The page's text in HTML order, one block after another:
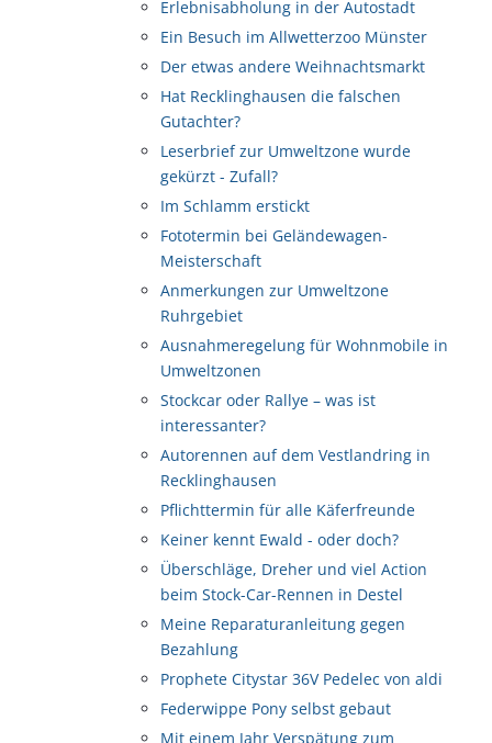
Erlebnisabholung in der Autostadt
Ein Besuch im Allwetterzoo Münster
Der etwas andere Weihnachtsmarkt
Hat Recklinghausen die falschen
Gutachter?
Leserbrief zur Umweltzone wurde
gekürzt - Zufall?
Im Schlamm erstickt
Fototermin bei Geländewagen-
Meisterschaft
Anmerkungen zur Umweltzone
Ruhrgebiet
Ausnahmeregelung für Wohnmobile in
Umweltzonen
Stockcar oder Rallye – was ist
interessanter?
Autorennen auf dem Vestlandring in
Recklinghausen
Pflichttermin für alle Käferfreunde
Keiner kennt Ewald - oder doch?
Überschläge, Dreher und viel Action
beim Stock-Car-Rennen in Destel
Meine Reparaturanleitung gegen
Bezahlung
Prophete Citystar 36V Pedelec von aldi
Federwippe Pony selbst gebaut
Mit einem Jahr Verspätung zum